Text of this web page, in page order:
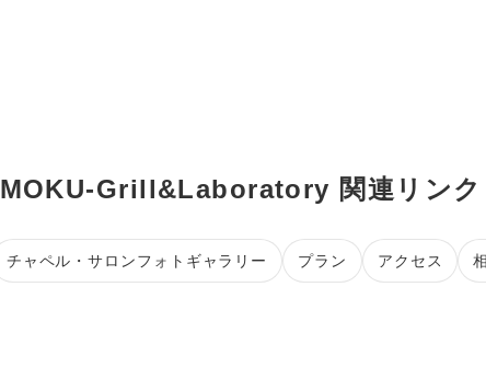
MOKU-Grill&Laboratory 関連リンク
チャペル・サロンフォトギャラリー プラン アクセス